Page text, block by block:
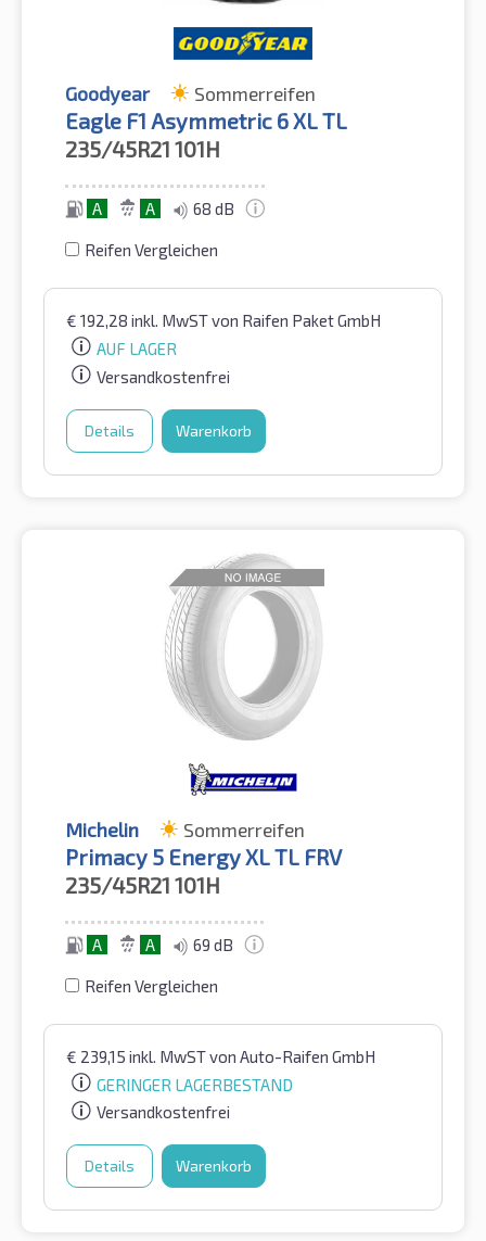
Goodyear Sommerreifen
Eagle F1 Asymmetric 6 XL TL
235/45R21 101H
A A 68 dB
Reifen Vergleichen
€ 192,28 inkl. MwSTvon Raifen Paket GmbH
AUF LAGER
Versandkostenfrei
Details Warenkorb
Michelin Sommerreifen
Primacy 5 Energy XL TL FRV
235/45R21 101H
A A 69 dB
Reifen Vergleichen
€ 239,15 inkl. MwSTvon Auto-Raifen GmbH
GERINGER LAGERBESTAND
Versandkostenfrei
Details Warenkorb